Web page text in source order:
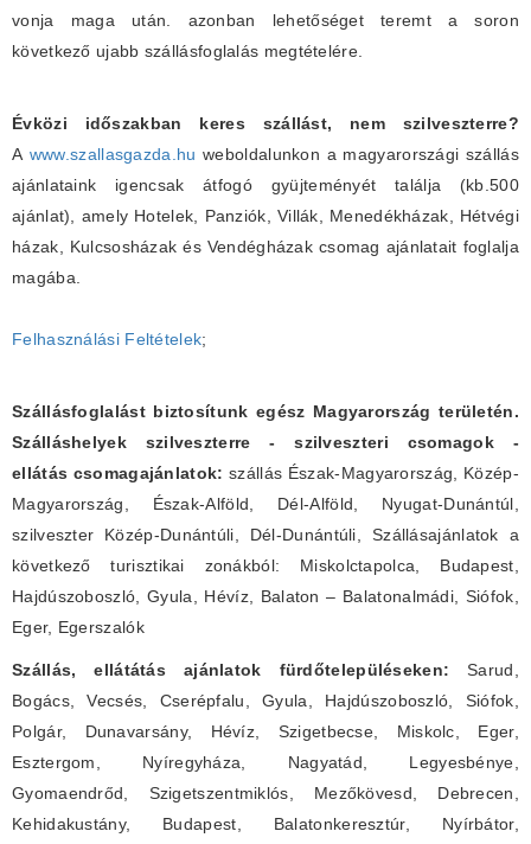
vonja maga után. azonban lehetőséget teremt a soron
következő ujabb szállásfoglalás megtételére.
Évközi időszakban keres szállást, nem szilveszterre?
A www.szallasgazda.hu weboldalunkon a magyarországi szállás
ajánlataink igencsak átfogó gyüjteményét találja (kb.500
ajánlat), amely Hotelek, Panziók, Villák, Menedékházak, Hétvégi
házak, Kulcsosházak és Vendégházak csomag ajánlatait foglalja
magába.
Felhasználási Feltételek;
Szállásfoglalást biztosítunk egész Magyarország területén.
Szálláshelyek szilveszterre - szilveszteri csomagok -
ellátás csomagajánlatok: szállás Észak-Magyarország, Közép-
Magyarország, Észak-Alföld, Dél-Alföld, Nyugat-Dunántúl,
szilveszter Közép-Dunántúli, Dél-Dunántúli, Szállásajánlatok a
következő turisztikai zonákból: Miskolctapolca, Budapest,
Hajdúszoboszló, Gyula, Hévíz, Balaton – Balatonalmádi, Siófok,
Eger, Egerszalók
Szállás, ellátátás ajánlatok fürdőtelepüléseken:Sarud,
Bogács, Vecsés, Cserépfalu, Gyula, Hajdúszoboszló, Siófok,
Polgár, Dunavarsány, Hévíz, Szigetbecse, Miskolc, Eger,
Esztergom, Nyíregyháza, Nagyatád, Legyesbénye,
Gyomaendrőd, Szigetszentmiklós, Mezőkövesd, Debrecen,
Kehidakustány, Budapest, Balatonkeresztúr, Nyírbátor,